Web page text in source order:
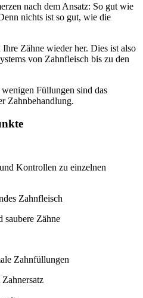
nach dem Ansatz: So gut wie
nichts ist so gut, wie die
Zähne wieder her. Dies ist also
von Zahnfleisch bis zu den
Füllungen sind das
Zahnbehandlung.
Kontrollen zu einzelnen
Zahnfleisch
saubere Zähne
Zahnfüllungen
Zahnersatz